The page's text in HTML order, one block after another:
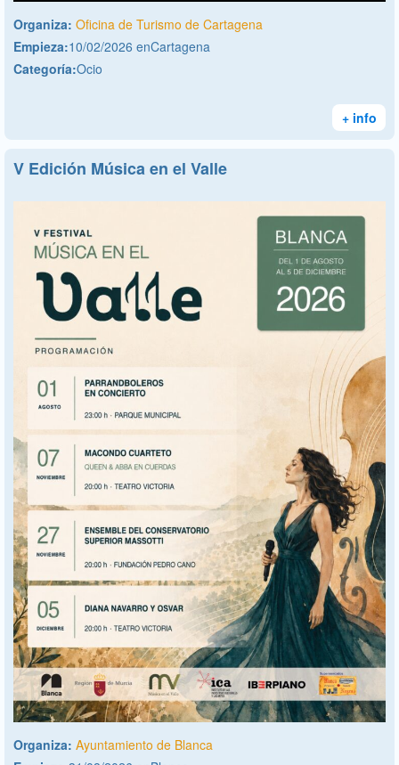
Organiza: Oficina de Turismo de Cartagena
Empieza:10/02/2026 enCartagena
Categoría:Ocio
+ info
V Edición Música en el Valle
Organiza: Ayuntamiento de Blanca